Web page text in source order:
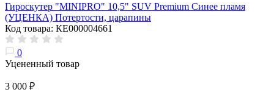
Гироскутер "MINIPRO" 10,5" SUV Premium Синее пламя
(УЦЕНКА) Потертости, царапины
Код товара: КЕ000004661
0
Уцененный товар
3 000 ₽